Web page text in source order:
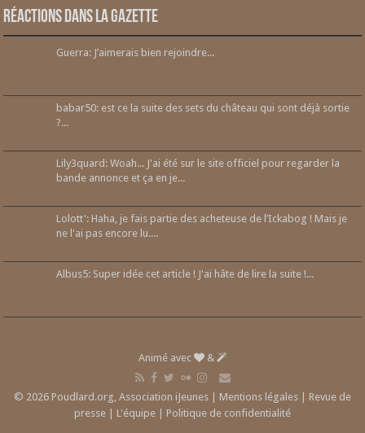
Réactions dans la gazette
Guerra: J’aimerais bien rejoindre...
babar50: est ce la suite des sets du château qui sont déjà sortie
?...
Lily3quard: Woah... J'ai été sur le site officiel pour regarder la
bande annonce et ça en je...
Lolott': Haha, je fais partie des acheteuse de l’Ickabog ! Mais je
ne l'ai pas encore lu....
Albus5: Super idée cet article ! J'ai hâte de lire la suite !...
Animé avec &
© 2026 Poudlard.org, Association iJeunes | Mentions légales | Revue de
presse | L'équipe | Politique de confidentialité